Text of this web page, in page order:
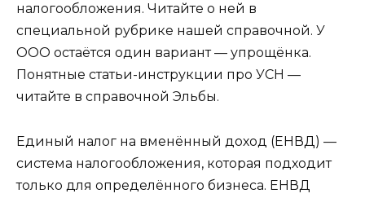
налогообложения. Читайте о ней в
специальной рубрике нашей справочной. У
ООО остаётся один вариант — упрощёнка.
Понятные статьи-инструкции про УСН —
читайте в справочной Эльбы.
Единый налог на вменённый доход (ЕНВД) —
система налогообложения, которая подходит
только для определённого бизнеса. ЕНВД